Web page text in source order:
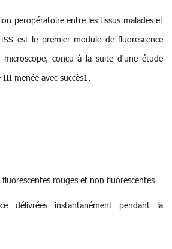
peropératoire entre les tissus malades et
est le premier module de fluorescence
conçu à la suite d'une étude
menée avec succès1.
rouges et non fluorescentes
délivrées instantanément pendant la